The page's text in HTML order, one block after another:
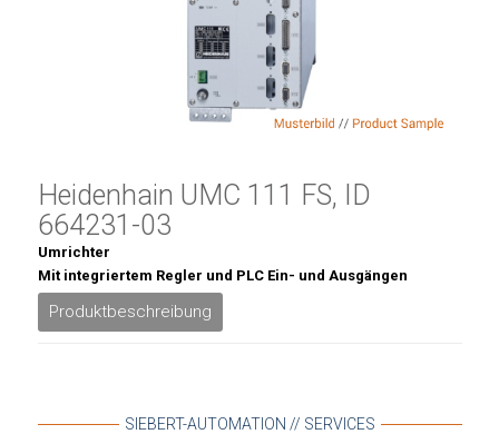
Heidenhain UMC 111 FS, ID
664231-03
Umrichter
Mit integriertem Regler und PLC Ein- und Ausgängen
Produktbeschreibung
SIEBERT-AUTOMATION // SERVICES